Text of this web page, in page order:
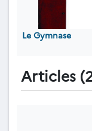
Le Gymnase
Articles